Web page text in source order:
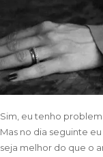
Sim, eu tenho
Mas no dia seguinte
seja melhor do que o